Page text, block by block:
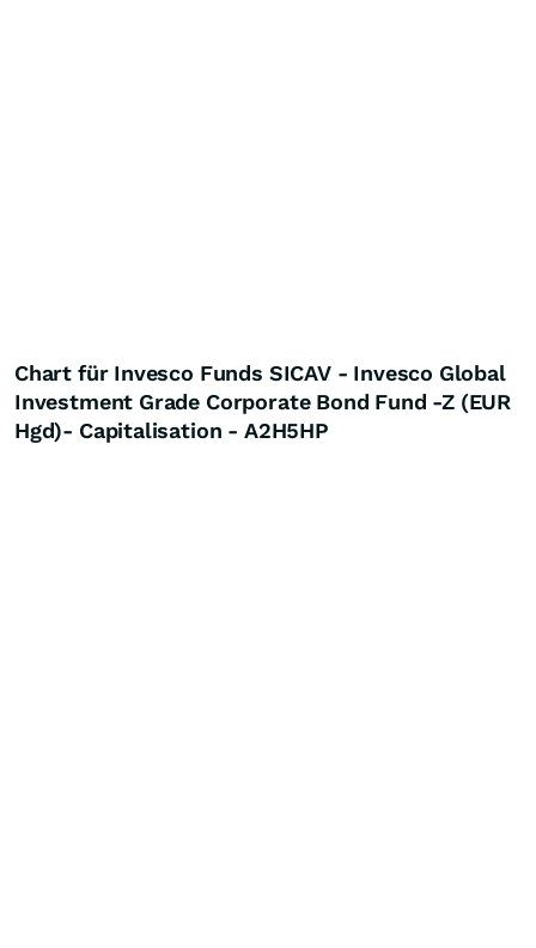
Chart für Invesco Funds SICAV - Invesco Global
Investment Grade Corporate Bond Fund -Z (EUR
Hgd)- Capitalisation - A2H5HP